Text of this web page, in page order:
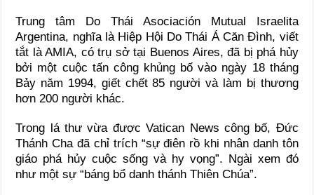
Trung tâm Do Thái Asociación Mutual Israelita
Argentina, nghĩa là Hiệp Hội Do Thái Á Căn Đình, viết
tắt là AMIA, có trụ sở tại Buenos Aires, đã bị phá hủy
bởi một cuộc tấn công khủng bố vào ngày 18 tháng
Bảy năm 1994, giết chết 85 người và làm bị thương
hơn 200 người khác.
Trong lá thư vừa được Vatican News công bố, Đức
Thánh Cha đã chỉ trích “sự điên rồ khi nhân danh tôn
giáo phá hủy cuộc sống và hy vọng”. Ngài xem đó
như một sự “báng bổ danh thánh Thiên Chúa”.